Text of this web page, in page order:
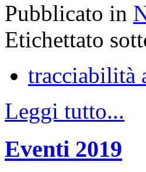
Pubblicato in
Etichettato
tracciabilità
Leggi tutto...
Eventi 2019